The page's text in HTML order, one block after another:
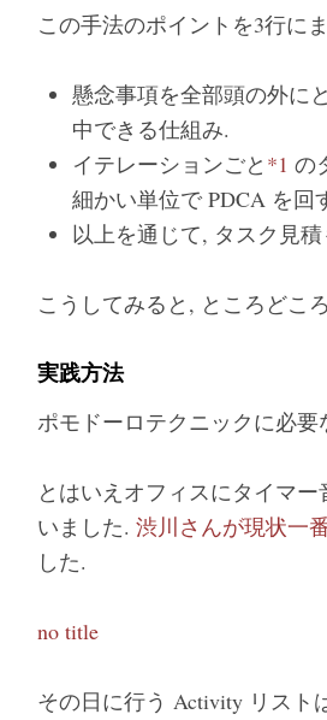
この手法のポイントを3行に
懸念事項を全部頭の外に
中できる仕組み.
イテレーションごと *1 の
細かい単位で PDCA を回
以上を通じて, タスク見
こうしてみると, ところどこ
実践方法
ポモドーロテクニックに必
とはいえオフィスにタイマ
いました. 渋川さんが現状一
した.
no title
その日に行う Activity リスト